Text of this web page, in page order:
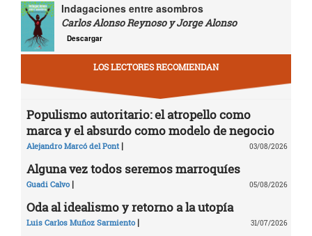
Indagaciones entre asombros
Carlos Alonso Reynoso y Jorge Alonso
Descargar
LOS LECTORES RECOMIENDAN
Populismo autoritario: el atropello como
marca y el absurdo como modelo de negocio
Alejandro Marcó del Pont | 03/08/2026
Alguna vez todos seremos marroquíes
Guadi Calvo | 05/08/2026
Oda al idealismo y retorno a la utopía
Luis Carlos Muñoz Sarmiento | 31/07/2026